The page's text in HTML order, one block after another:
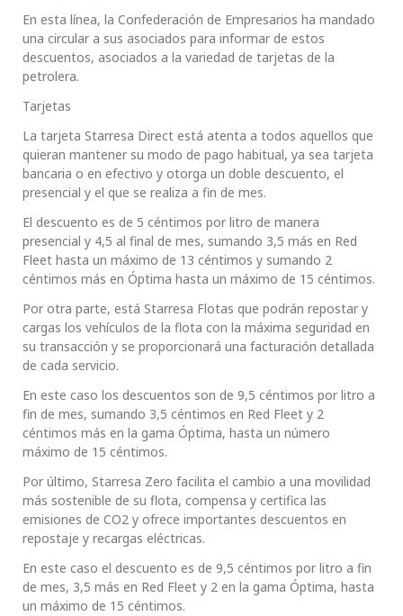
En esta línea, la Confederación de Empresarios ha mandado
una circular a sus asociados para informar de estos
descuentos, asociados a la variedad de tarjetas de la
petrolera.
Tarjetas
La tarjeta Starresa Direct está atenta a todos aquellos que
quieran mantener su modo de pago habitual, ya sea tarjeta
bancaria o en efectivo y otorga un doble descuento, el
presencial y el que se realiza a fin de mes.
El descuento es de 5 céntimos por litro de manera
presencial y 4,5 al final de mes, sumando 3,5 más en Red
Fleet hasta un máximo de 13 céntimos y sumando 2
céntimos más en Óptima hasta un máximo de 15 céntimos.
Por otra parte, está Starresa Flotas que podrán repostar y
cargas los vehículos de la flota con la máxima seguridad en
su transacción y se proporcionará una facturación detallada
de cada servicio.
En este caso los descuentos son de 9,5 céntimos por litro a
fin de mes, sumando 3,5 céntimos en Red Fleet y 2
céntimos más en la gama Óptima, hasta un número
máximo de 15 céntimos.
Por último, Starresa Zero facilita el cambio a una movilidad
más sostenible de su flota, compensa y certifica las
emisiones de CO2 y ofrece importantes descuentos en
repostaje y recargas eléctricas.
En este caso el descuento es de 9,5 céntimos por litro a fin
de mes, 3,5 más en Red Fleet y 2 en la gama Óptima, hasta
un máximo de 15 céntimos.